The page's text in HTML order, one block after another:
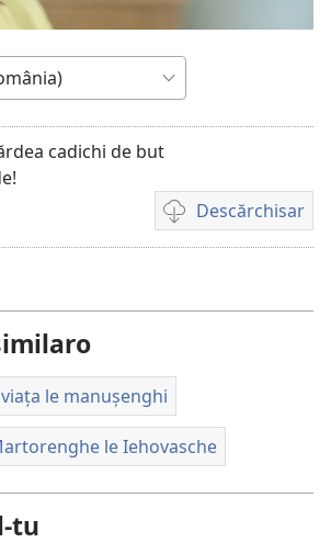
cadichi de but
Descărchisar
Opțiuni
cai
le manușenghi
le Iehovasche
tu